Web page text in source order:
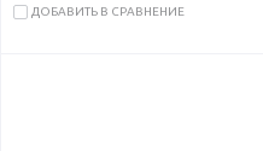
ДОБАВИТЬ В СРАВНЕНИЕ